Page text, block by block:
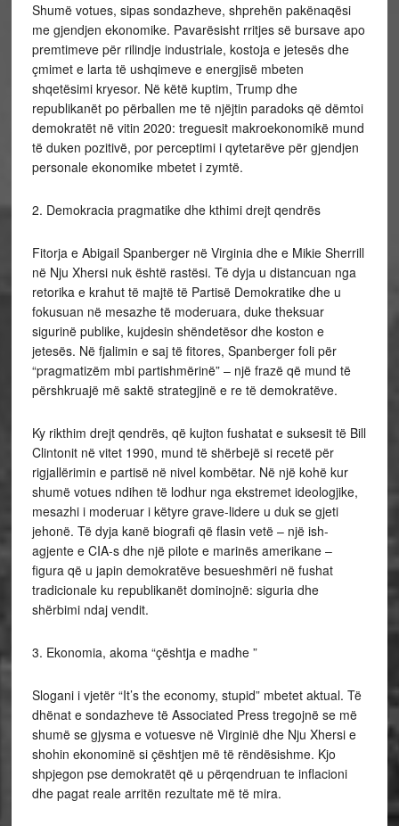
Shumë votues, sipas sondazheve, shprehën pakënaqësi
me gjendjen ekonomike. Pavarësisht rritjes së bursave apo
premtimeve për rilindje industriale, kostoja e jetesës dhe
çmimet e larta të ushqimeve e energjisë mbeten
shqetësimi kryesor. Në këtë kuptim, Trump dhe
republikanët po përballen me të njëjtin paradoks që dëmtoi
demokratët në vitin 2020: treguesit makroekonomikë mund
të duken pozitivë, por perceptimi i qytetarëve për gjendjen
personale ekonomike mbetet i zymtë.
2. Demokracia pragmatike dhe kthimi drejt qendrës
Fitorja e Abigail Spanberger në Virginia dhe e Mikie Sherrill
në Nju Xhersi nuk është rastësi. Të dyja u distancuan nga
retorika e krahut të majtë të Partisë Demokratike dhe u
fokusuan në mesazhe të moderuara, duke theksuar
sigurinë publike, kujdesin shëndetësor dhe koston e
jetesës. Në fjalimin e saj të fitores, Spanberger foli për
“pragmatizëm mbi partishmërinë” – një frazë që mund të
përshkruajë më saktë strategjinë e re të demokratëve.
Ky rikthim drejt qendrës, që kujton fushatat e suksesit të Bill
Clintonit në vitet 1990, mund të shërbejë si recetë për
rigjallërimin e partisë në nivel kombëtar. Në një kohë kur
shumë votues ndihen të lodhur nga ekstremet ideologjike,
mesazhi i moderuar i këtyre grave-lidere u duk se gjeti
jehonë. Të dyja kanë biografi që flasin vetë – një ish-
agjente e CIA-s dhe një pilote e marinës amerikane –
figura që u japin demokratëve besueshmëri në fushat
tradicionale ku republikanët dominojnë: siguria dhe
shërbimi ndaj vendit.
3. Ekonomia, akoma “çështja e madhe ”
Slogani i vjetër “It’s the economy, stupid” mbetet aktual. Të
dhënat e sondazheve të Associated Press tregojnë se më
shumë se gjysma e votuesve në Virginië dhe Nju Xhersi e
shohin ekonominë si çështjen më të rëndësishme. Kjo
shpjegon pse demokratët që u përqendruan te inflacioni
dhe pagat reale arritën rezultate më të mira.